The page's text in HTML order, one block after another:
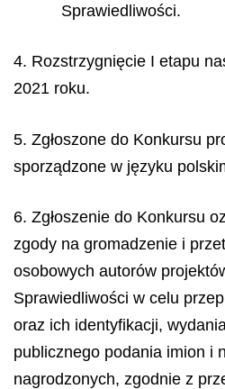
Sprawiedliwości.
4. Rozstrzygnięcie I etapu
2021 roku.
5. Zgłoszone do Konkursu
sporządzone w języku
6. Zgłoszenie do Konkursu
zgody na gromadzenie i
osobowych autorów
Sprawiedliwości w celu
oraz ich identyfikacji,
publicznego podania imion i
nagrodzonych, zgodnie z